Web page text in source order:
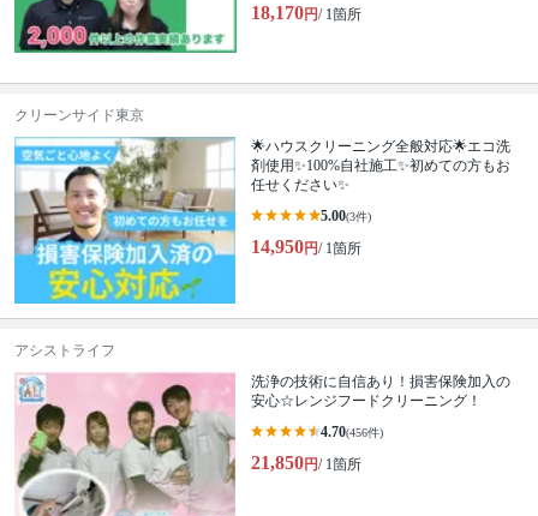
18,170円/ 1箇所
クリーンサイド東京
🌟ハウスクリーニング全般対応🌟エコ洗
剤使用✨100%自社施工✨初めての方もお
任せください✨
5.00(3件)
14,950円/ 1箇所
アシストライフ
洗浄の技術に自信あり！損害保険加入の
安心☆レンジフードクリーニング！
4.70(456件)
21,850円/ 1箇所